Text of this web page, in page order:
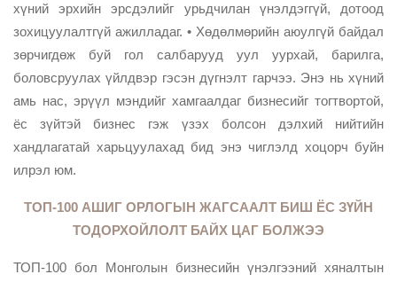
хүний эрхийн эрсдэлийг урьдчилан үнэлдэггүй, дотоод
зохицуулалтгүй ажилладаг. • Хөдөлмөрийн аюулгүй байдал
зөрчигдөж буй гол салбарууд уул уурхай, барилга,
боловсруулах үйлдвэр гэсэн дүгнэлт гарчээ. Энэ нь хүний
амь нас, эрүүл мэндийг хамгаалдаг бизнесийг тогтвортой,
ёс зүйтэй бизнес гэж үзэх болсон дэлхий нийтийн
хандлагатай харьцуулахад бид энэ чиглэлд хоцорч буйн
илрэл юм.
ТОП-100 АШИГ ОРЛОГЫН ЖАГСААЛТ БИШ ЁС ЗҮЙН
ТОДОРХОЙЛОЛТ БАЙХ ЦАГ БОЛЖЭЭ
ТОП-100 бол Монголын бизнесийн үнэлгээний хяналтын